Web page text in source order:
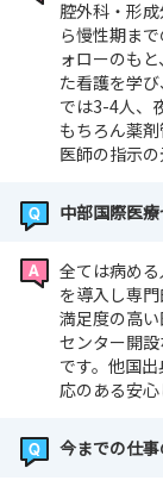
腔外科・形
ら慢性期ま
ォローのも
た看護を学
では3-4人、
もちろん薬
医師の指示
中部国際医
全ては病め
を導入し専
満足度の高
センター開
です。他国
応のある安心
今までの仕